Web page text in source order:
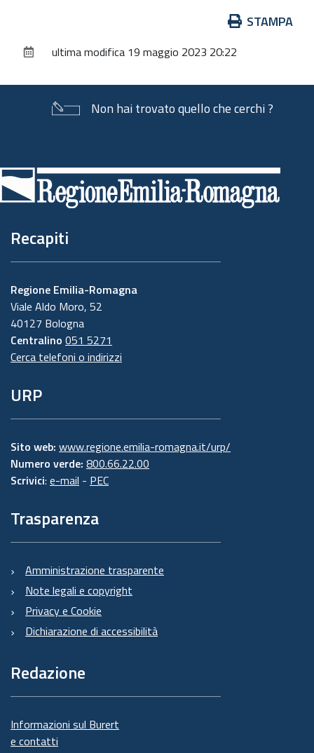
documento
STAMPA
ultima modifica 19 maggio 2023 20:22
Non hai trovato quello che cerchi ?
di
pagina
Recapiti
Regione Emilia-Romagna
Viale Aldo Moro, 52
40127 Bologna
Centralino 051 5271
Cerca telefoni o indirizzi
URP
Sito web: www.regione.emilia-romagna.it/urp/
Numero verde: 800.66.22.00
Scrivici: e-mail - PEC
Trasparenza
Amministrazione trasparente
Note legali e copyright
Privacy e Cookie
Dichiarazione di accessibilità
Redazione
Informazioni sul Burert
e contatti